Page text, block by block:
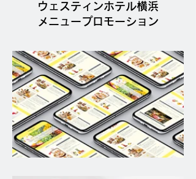
ウェスティンホテル横浜
メニュープロモーション